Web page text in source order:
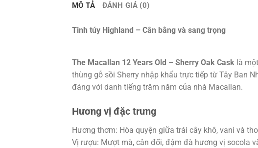
MÔ TẢ ĐÁNH GIÁ (0)
Tinh túy Highland – Cân bằng và sang trọng
The Macallan 12 Years Old – Sherry Oak Cask là
thùng gỗ sồi Sherry nhập khẩu trực tiếp từ Tây Ban
đáng với danh tiếng trăm năm của nhà Macallan.
Hương vị đặc trưng
Hương thơm: Hòa quyện giữa trái cây khô, vani và
Vị rượu: Mượt mà, cân đối, đậm đà hương vị socola